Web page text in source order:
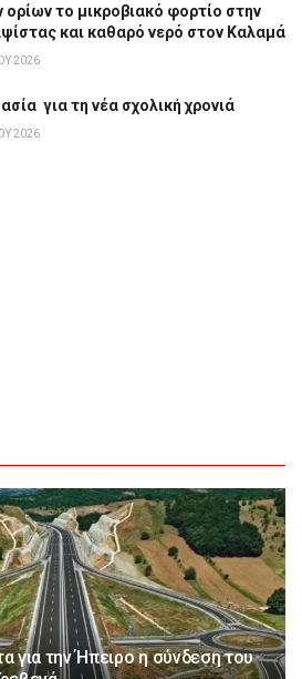
το μικροβιακό φορτίο στην
και καθαρό νερό στον Καλαμά
2026
για τη νέα σχολική χρονιά
2026
για την Ήπειρο η σύνδεση του